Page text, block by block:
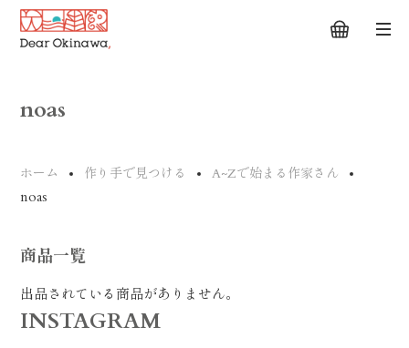
noas
ホーム 作り手で見つける A~Zで始まる作家さん
noas
商品一覧
出品されている商品がありません。
INSTAGRAM